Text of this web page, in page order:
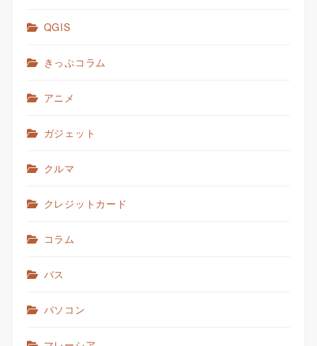
QGIS
きっぷコラム
アニメ
ガジェット
クルマ
クレジットカード
コラム
バス
パソコン